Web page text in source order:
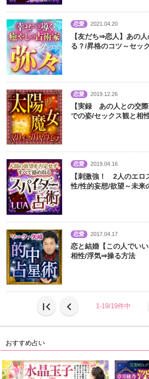
恋愛 2021.04.20
【友だち⇒恋人】あの
る？/昇格のコツ～セッ
恋愛 2019.12.26
【実録 あの人との交
での姿/セックス観と相
恋愛 2019.04.16
【刺激強！ 2人のエロ
性/性的妄想/欲望～未来
恋愛 2017.04.17
恋と結婚【この人でい
相性/浮気⇒操る方法
first_page chevron_left 1-19/19件中
おすすめ占い